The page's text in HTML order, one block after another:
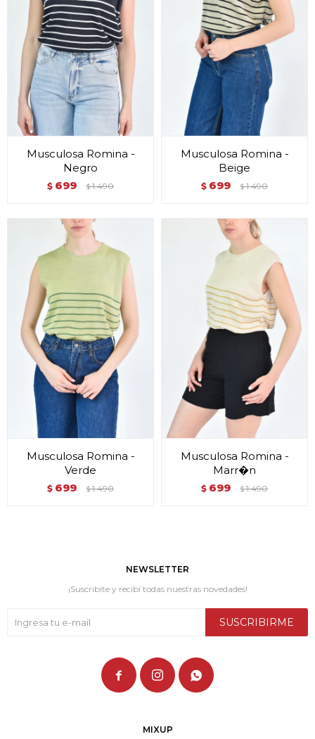
Musculosa Romina -
Negro
$ 699 $ 1.490
Musculosa Romina -
Beige
$ 699 $ 1.490
Musculosa Romina -
Verde
$ 699 $ 1.490
Musculosa Romina -
Marr�n
$ 699 $ 1.490
MIXUP
NEWSLETTER
¡Suscribite y recibí todas nuestras novedades!
SUSCRIBIRME
  